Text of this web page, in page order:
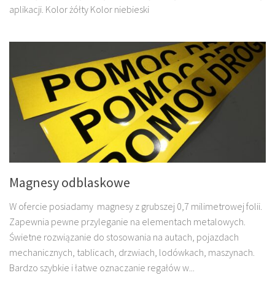
aplikacji. Kolor żółty Kolor niebieski
Magnesy odblaskowe
W ofercie posiadamy magnesy z grubszej 0,7 milimetrowej folii.
Zapewnia pewne przyleganie na elementach metalowych.
Świetne rozwiązanie do stosowania na autach, pojazdach
mechanicznych, tablicach, drzwiach, lodówkach, maszynach.
Bardzo szybkie i łatwe oznaczanie regałów w...